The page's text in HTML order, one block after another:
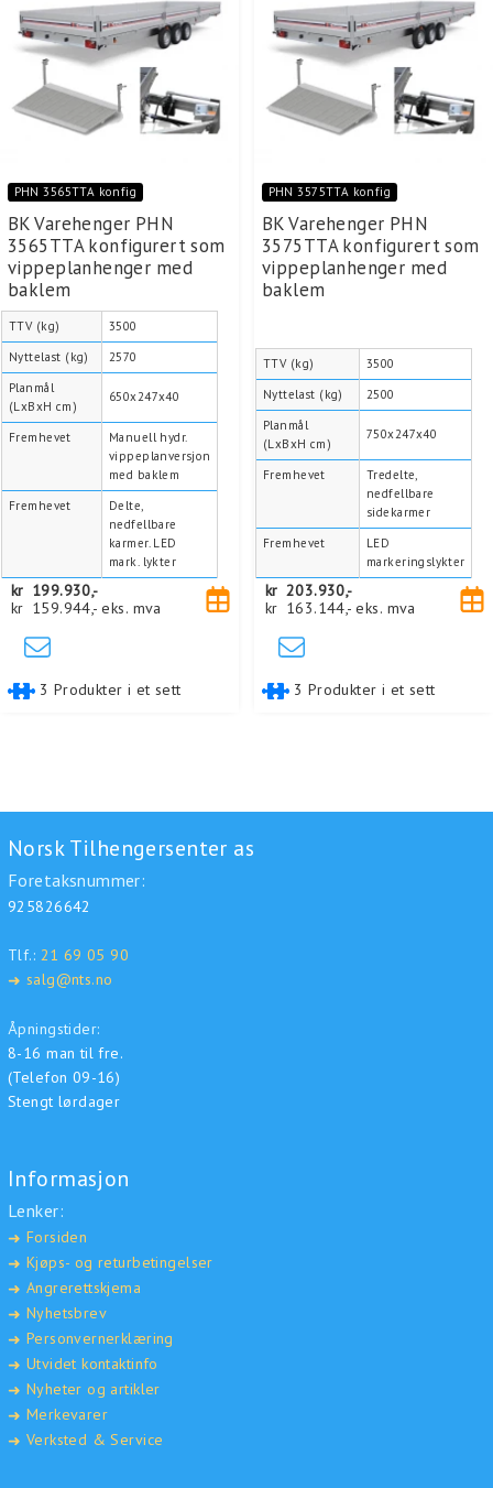
PHN 3565TTA konfig
BK Varehenger PHN
3565TTA konfigurert som
vippeplanhenger med
baklem
TTV (kg)
3500
Nyttelast (kg)
2570
Planmål
(LxBxH cm)
650x247x40
Fremhevet
Manuell hydr.
vippeplanversjon
med baklem
Fremhevet
Delte,
nedfellbare
karmer. LED
mark. lykter
kr 199.930,-
kr 159.944,- eks. mva
3 Produkter i et sett
PHN 3575TTA konfig
BK Varehenger PHN
3575TTA konfigurert som
vippeplanhenger med
baklem
TTV (kg)
3500
Nyttelast (kg)
2500
Planmål
(LxBxH cm)
750x247x40
Fremhevet
Tredelte,
nedfellbare
sidekarmer
Fremhevet
LED
markeringslykter
kr 203.930,-
kr 163.144,- eks. mva
3 Produkter i et sett
Norsk Tilhengersenter as
Foretaksnummer:
925826642
Tlf.: 21 69 05 90
➜ salg@nts.no
Åpningstider:
8-16 man til fre.
(Telefon 09-16)
Stengt lørdager
Informasjon
Lenker:
➜ Forsiden
➜ Kjøps- og returbetingelser
➜ Angrerettskjema
➜ Nyhetsbrev
➜ Personvernerklæring
➜ Utvidet kontaktinfo
➜ Nyheter og artikler
➜ Merkevarer
➜ Verksted & Service